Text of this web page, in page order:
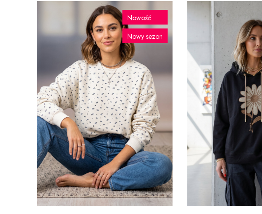
Nowość
Nowy sezon